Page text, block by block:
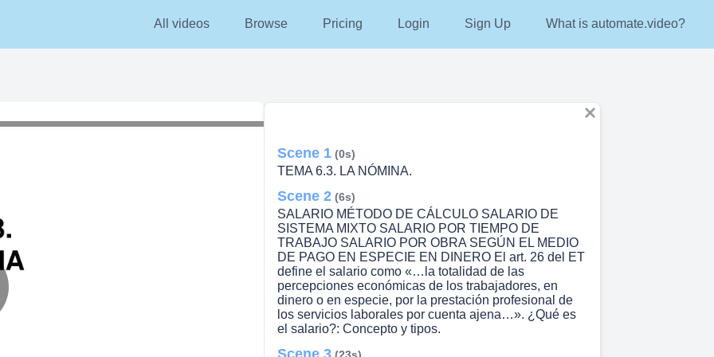
All videos Browse Pricing Login Sign Up What is automate.video?
Scene 1 (0s)
TEMA 6.3. LA NÓMINA.
Scene 2 (6s)
SALARIO MÉTODO DE CÁLCULO SALARIO DE
SISTEMA MIXTO SALARIO POR TIEMPO DE
TRABAJO SALARIO POR OBRA SEGÚN EL MEDIO
DE PAGO EN ESPECIE EN DINERO El art. 26 del ET
define el salario como «…la totalidad de las
percepciones económicas de los trabajadores, en
dinero o en especie, por la prestación profesional de
los servicios laborales por cuenta ajena…». ¿Qué es
el salario?: Concepto y tipos.
Scene 3